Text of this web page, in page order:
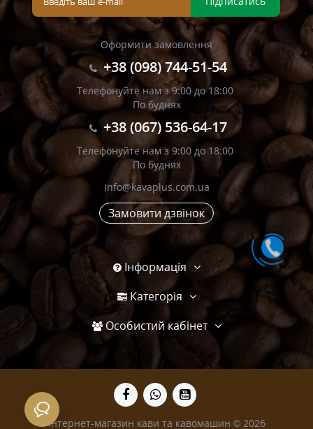
Оформити замовлення
+38 (098) 744-51-54
Телефонуйте нам з 9:00 до 18:00
По буднях
+38 (067) 536-64-17
Телефонуйте нам з 9:00 до 18:00
По буднях
info@kavaplus.com.ua
Замовити дзвінок
Інформація
Категорія
Особистий кабінет
Інтернет-магазин кави та кавомашин © 2026